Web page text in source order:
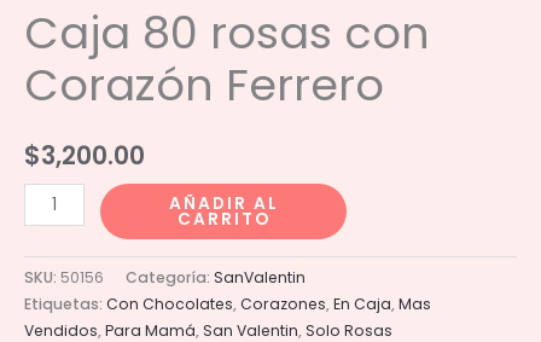
Caja 80 rosas con
Corazón Ferrero
$3,200.00
Caja
80
rosas
con
Corazón
AÑADIR AL
CARRITO
SKU: 50156 Categoría: SanValentin
Etiquetas: Con Chocolates,Corazones,En Caja,Mas
Vendidos,Para Mamá,San Valentin,Solo Rosas